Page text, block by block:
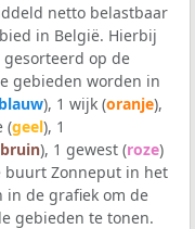
netto belastbaar
in België. Hierbij
op de
gebieden worden in
blauw), 1 wijk (oranje),
(geel), 1
bruin), 1 gewest (roze)
buurt Zonneput in het
in de grafiek om de
gebieden te tonen.